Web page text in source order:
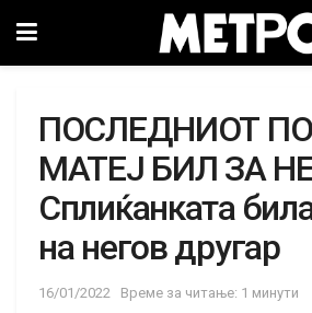
ПОСЛЕДНИОТ
МАТЕЈ БИЛ ЗА
Сплиќанката
на негов другар
16/01/2022 Време за читање: 1 минути